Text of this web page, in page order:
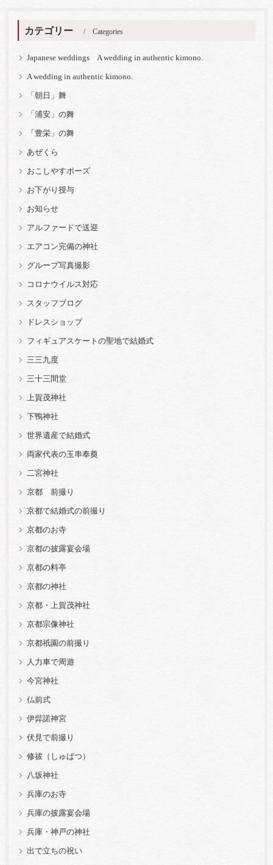
カテゴリー Categories
Japanese weddings A wedding in authentic kimono.
A wedding in authentic kimono.
「朝日」舞
「浦安」の舞
「豊栄」の舞
あぜくら
おこしやすポーズ
お下がり授与
お知らせ
アルファードで送迎
エアコン完備の神社
グループ写真撮影
コロナウイルス対応
スタッフブログ
ドレスショップ
フィギュアスケートの聖地で結婚式
三三九度
三十三間堂
上賀茂神社
下鴨神社
世界遺産で結婚式
両家代表の玉串奉奠
二宮神社
京都 前撮り
京都で結婚式の前撮り
京都のお寺
京都の披露宴会場
京都の料亭
京都の神社
京都・上賀茂神社
京都宗像神社
京都祇園の前撮り
人力車で周遊
今宮神社
仏前式
伊弉諾神宮
伏見で前撮り
修祓（しゅばつ）
八坂神社
兵庫のお寺
兵庫の披露宴会場
兵庫・神戸の神社
出で立ちの祝い